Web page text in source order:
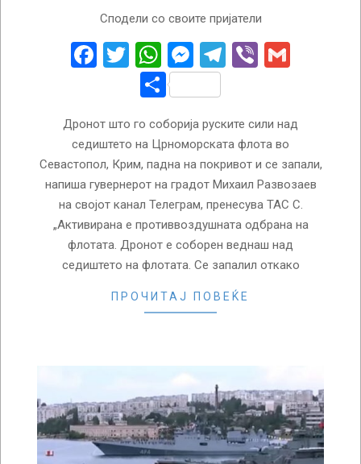
Сподели со своите пријатели
Facebook
Twitter
WhatsApp
Messenger
Telegram
Viber
Share
Дронот што го соборија руските сили над
седиштето на Црноморската флота во
Севастопол, Крим, падна на покривот и се запали,
напиша гувернерот на градот Михаил Развозаев
на својот канал Телеграм, пренесува ТАС С.
„Активирана е противвоздушната одбрана на
флотата. Дронот е соборен веднаш над
седиштето на флотата. Се запалил откако
ПРОЧИТАЈ ПОВЕЌЕ